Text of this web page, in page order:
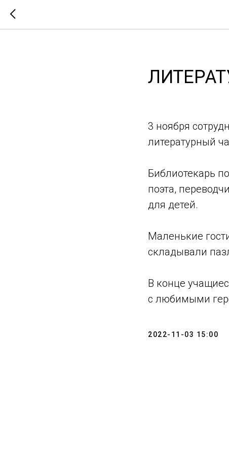
3 ноября
литературный
Библиотекарь
поэта,
для детей.
Маленькие
складывали
В конце
с любимыми
2022-11-03 15:00